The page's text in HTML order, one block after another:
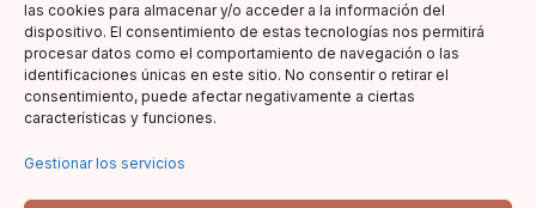
las cookies para almacenar y/o acceder a la información del
dispositivo. El consentimiento de estas tecnologías nos permitirá
procesar datos como el comportamiento de navegación o las
identificaciones únicas en este sitio. No consentir o retirar el
consentimiento, puede afectar negativamente a ciertas
características y funciones.
Gestionar los servicios
Acepto la política de privacidad